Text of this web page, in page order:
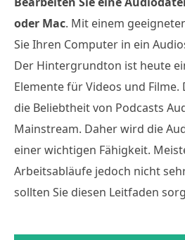
oder Mac. Mit einem
Sie Ihren Computer in ein
Der Hintergrundton ist heute
Elemente für Videos und
die Beliebtheit von Podcasts
Mainstream. Daher wird die
einer wichtigen Fähigkeit.
Arbeitsabläufe jedoch nicht
sollten Sie diesen Leitfaden